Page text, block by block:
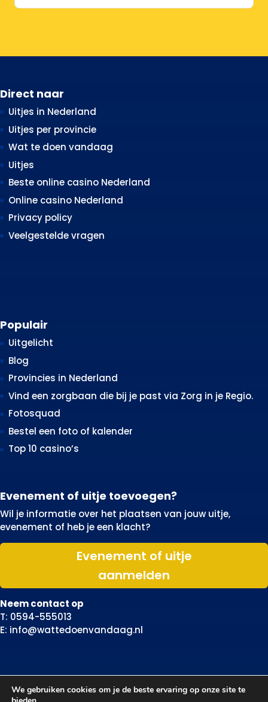
Direct naar
Uitjes in Nederland
Uitjes per provincie
Wat te doen vandaag
Uitjes
Beste online casino Nederland
Online casino Nederland
Privacy policy
Veelgestelde vragen
Populair
Uitgelicht
Blog
Provincies in Nederland
Vind een zorgbaan die bij je past via Zorg in je Regio.
Fotosquad
Bestel een foto of kalender
Top 10 casino’s
Evenement of uitje toevoegen?
Wil je informatie over het plaatsen van jouw uitje,
evenement of heb je een klacht?
Evenement of uitje
aanmelden
Neem contact op
T: 0594-555013
E: info@wattedoenvandaag.nl
We gebruiken cookies om je de beste ervaring op onze site te